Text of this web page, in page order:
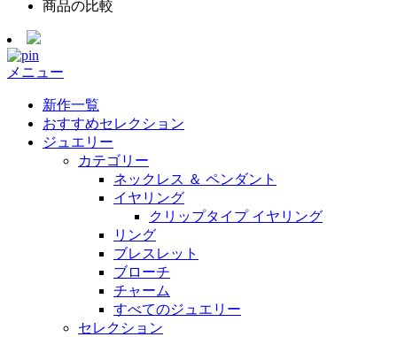
商品の比較
メニュー
新作一覧
おすすめセレクション
ジュエリー
カテゴリー
ネックレス ＆ ペンダント
イヤリング
クリップタイプ イヤリング
リング
ブレスレット
ブローチ
チャーム
すべてのジュエリー
セレクション